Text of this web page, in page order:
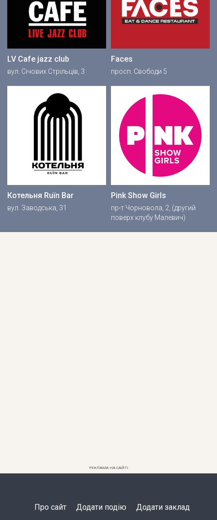
LV Cafe jazz club
вул. Січових Стрільців, 3
Faces
просп. Свободи 5
Котельня Ruїn Bar
вул. Заводська, 31
Pink Show Girls
пр-т Чорновола, 2, (другий
поверх клубу Малевич)
РЕКЛАМА НА САЙТІ
Про сайт Додати подію Додати заклад